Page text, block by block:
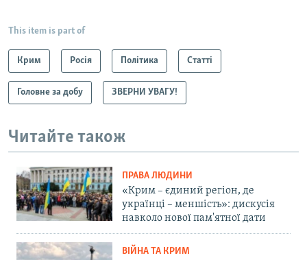
This item is part of
Крим Росія Політика Статті
Головне за добу ЗВЕРНИ УВАГУ!
Читайте також
ПРАВА ЛЮДИНИ
«Крим – єдиний регіон, де
українці – меншість»: дискусія
навколо нової пам'ятної дати
ВІЙНА ТА КРИМ